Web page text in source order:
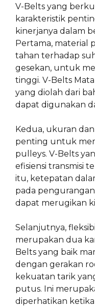
V-Belts yang
karakteristik
kinerjanya dalam
Pertama, material
tahan terhadap
gesekan, untuk
tinggi. V-Belts
yang diolah dari
dapat digunakan
Kedua, ukuran
penting untuk
pulleys. V-Belts
efisiensi transmisi
itu, ketepatan
pada
dapat merugikan
Selanjutnya,
merupakan dua
Belts yang baik
dengan gerakan
kekuatan tarik
putus. Ini
diperhatikan